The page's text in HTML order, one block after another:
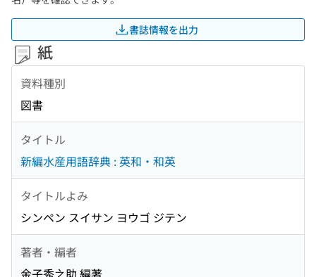
書誌情報を出力
紙
資料種別
図書
タイトル
新編水産用語辞典 : 英和・和英
タイトルよみ
シンペン スイサン ヨウゴ ジテン
著者・編者
金子秀之助 編著